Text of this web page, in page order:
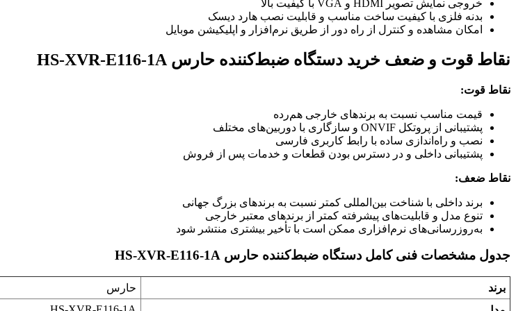
خروجی نمایش تصویر HDMI و VGA با کیفیت بالا
بدنه فلزی با کیفیت ساخت مناسب و قابلیت نصب هارد دیسک
امکان مشاهده و کنترل از راه دور از طریق نرم‌افزار و اپلیکیشن موبایل
نقاط قوت و ضعف خرید دستگاه ضبط‌کننده حارس HS-XVR-E116-1A
نقاط قوت:
قیمت مناسب نسبت به برندهای خارجی هم‌رده
پشتیبانی از پروتکل ONVIF و سازگاری با دوربین‌های مختلف
نصب و راه‌اندازی ساده با رابط کاربری فارسی
پشتیبانی داخلی و در دسترس بودن قطعات و خدمات پس از فروش
نقاط ضعف:
برند داخلی با شناخت بین‌المللی کمتر نسبت به برندهای بزرگ جهانی
تنوع مدل و قابلیت‌های پیشرفته کمتر از برندهای معتبر خارجی
به‌روزرسانی‌های نرم‌افزاری ممکن است با تأخیر بیشتری منتشر شود
جدول مشخصات فنی کامل دستگاه ضبط‌کننده حارس HS-XVR-E116-1A
برند
حارس